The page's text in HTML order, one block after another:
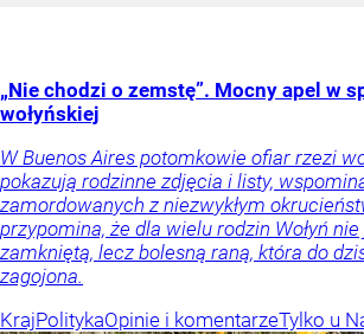
„Nie chodzi o zemstę”. Mocny apel w
wołyńskiej
W Buenos Aires potomkowie ofiar rzezi
pokazują rodzinne zdjęcia i listy,
zamordowanych z niezwykłym
przypomina, że dla wielu rodzin Wołyń
zamkniętą, lecz bolesną raną, która do
zagojona.
KrajPolitykaOpinie i komentarzeTylko u